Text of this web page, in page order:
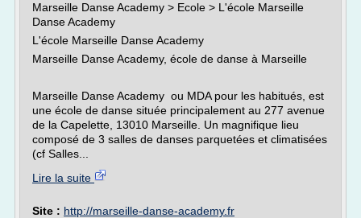
Marseille Danse Academy > Ecole > L'école Marseille
Danse Academy
L'école Marseille Danse Academy
Marseille Danse Academy, école de danse à Marseille
Marseille Danse Academy ou MDA pour les habitués, est
une école de danse située principalement au 277 avenue
de la Capelette, 13010 Marseille. Un magnifique lieu
composé de 3 salles de danses parquetées et climatisées
(cf Salles...
Lire la suite
Site : http://marseille-danse-academy.fr